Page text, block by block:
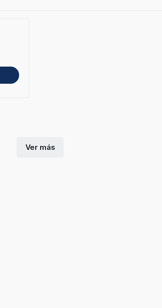
Ver más